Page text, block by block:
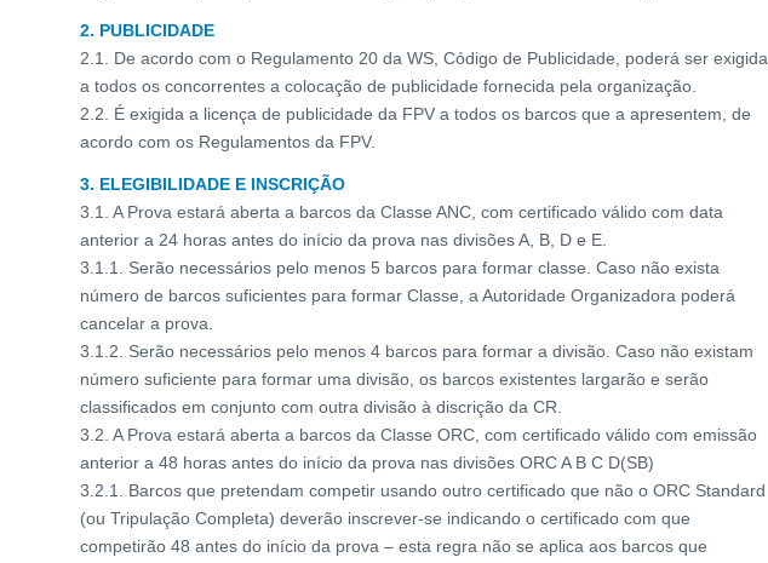
2. PUBLICIDADE
2.1. De acordo com o Regulamento 20 da WS, Código de Publicidade, poderá ser exigida
a todos os concorrentes a colocação de publicidade fornecida pela organização.
2.2. É exigida a licença de publicidade da FPV a todos os barcos que a apresentem, de
acordo com os Regulamentos da FPV.
3. ELEGIBILIDADE E INSCRIÇÃO
3.1. A Prova estará aberta a barcos da Classe ANC, com certificado válido com data
anterior a 24 horas antes do início da prova nas divisões A, B, D e E.
3.1.1. Serão necessários pelo menos 5 barcos para formar classe. Caso não exista
número de barcos suficientes para formar Classe, a Autoridade Organizadora poderá
cancelar a prova.
3.1.2. Serão necessários pelo menos 4 barcos para formar a divisão. Caso não existam
número suficiente para formar uma divisão, os barcos existentes largarão e serão
classificados em conjunto com outra divisão à discrição da CR.
3.2. A Prova estará aberta a barcos da Classe ORC, com certificado válido com emissão
anterior a 48 horas antes do início da prova nas divisões ORC A B C D(SB)
3.2.1. Barcos que pretendam competir usando outro certificado que não o ORC Standard
(ou Tripulação Completa) deverão inscrever-se indicando o certificado com que
competirão 48 antes do início da prova – esta regra não se aplica aos barcos que